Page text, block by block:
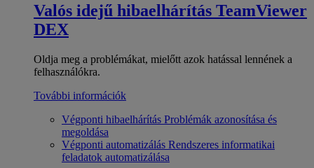
Valós idejű hibaelhárítás TeamViewer
DEX
Oldja meg a problémákat, mielőtt azok hatással lennének a
felhasználókra.
További információk
Végponti hibaelhárítás Problémák azonosítása és
megoldása
Végponti automatizálás Rendszeres informatikai
feladatok automatizálása